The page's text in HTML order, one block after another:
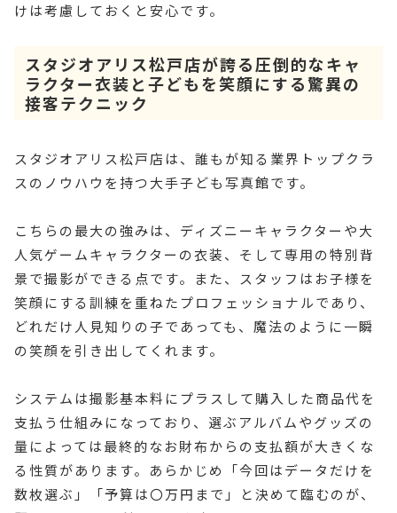
けは考慮しておくと安心です。
スタジオアリス松戸店が誇る圧倒的なキャ
ラクター衣装と子どもを笑顔にする驚異の
接客テクニック
スタジオアリス松戸店は、誰もが知る業界トップクラ
スのノウハウを持つ大手子ども写真館です。
こちらの最大の強みは、ディズニーキャラクターや大
人気ゲームキャラクターの衣装、そして専用の特別背
景で撮影ができる点です。また、スタッフはお子様を
笑顔にする訓練を重ねたプロフェッショナルであり、
どれだけ人見知りの子であっても、魔法のように一瞬
の笑顔を引き出してくれます。
システムは撮影基本料にプラスして購入した商品代を
支払う仕組みになっており、選ぶアルバムやグッズの
量によっては最終的なお財布からの支払額が大きくな
る性質があります。あらかじめ「今回はデータだけを
数枚選ぶ」「予算は〇万円まで」と決めて臨むのが、